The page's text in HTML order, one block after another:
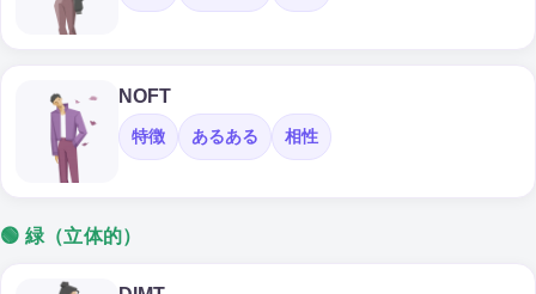
NOFT
特徴 あるある 相性
🟢 緑（立体的）